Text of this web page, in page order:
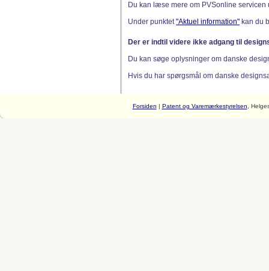
Du kan læse mere om PVSonline
Under punktet"Aktuel information" kan du
Der er indtil videre ikke adgang til
Du kan søge oplysninger om danske
Hvis du har spørgsmål om danske
Forsiden | Patent og Varemærkestyrelsen ,